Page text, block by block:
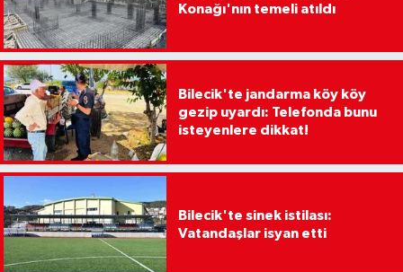
Konağı'nın temeli atıldı
Bilecik'te jandarma köy köy
gezip uyardı: Telefonda bunu
isteyenlere dikkat!
Bilecik'te sinek istilası:
Vatandaşlar isyan etti